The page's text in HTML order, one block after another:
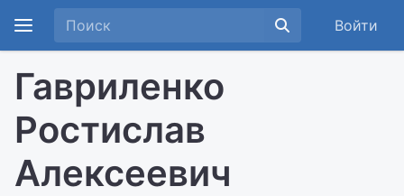
Войти
Гавриленко
Ростислав
Алексеевич